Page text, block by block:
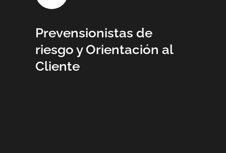
Prevensionistas de
riesgo y Orientación al
Cliente